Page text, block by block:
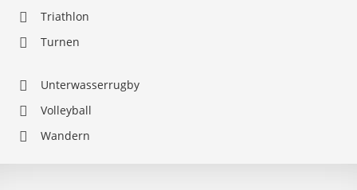
Triathlon
Turnen
Unterwasserrugby
Volleyball
Wandern